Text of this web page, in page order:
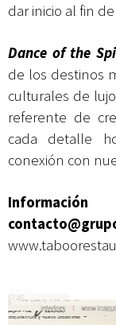
dar inicio al fin
Dance of the
de los destinos
culturales de
referente de
cada detalle
conexión con